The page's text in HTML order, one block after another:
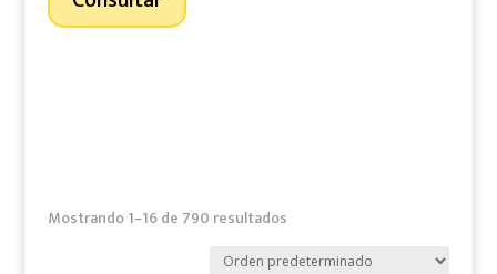
Mostrando 1–16 de 790 resultados